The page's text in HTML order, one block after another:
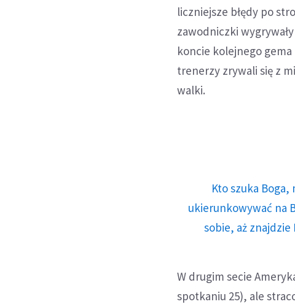
liczniejsze błędy po
zawodniczki
koncie kolejnego gema
trenerzy zrywali się z
walki.
Kto szuka
ukierunkowywać na
sobie, aż
W drugim secie
spotkaniu 25), ale